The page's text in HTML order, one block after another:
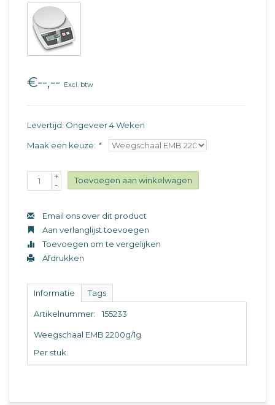
€--,-- Excl. btw
Levertijd: Ongeveer 4 Weken
Maak een keuze: *
+
-
Toevoegen aan winkelwagen
Email ons over dit product
Aan verlanglijst toevoegen
Toevoegen om te vergelijken
Afdrukken
Informatie Tags
Artikelnummer: 155233
Weegschaal EMB 2200g/1g
Per stuk.